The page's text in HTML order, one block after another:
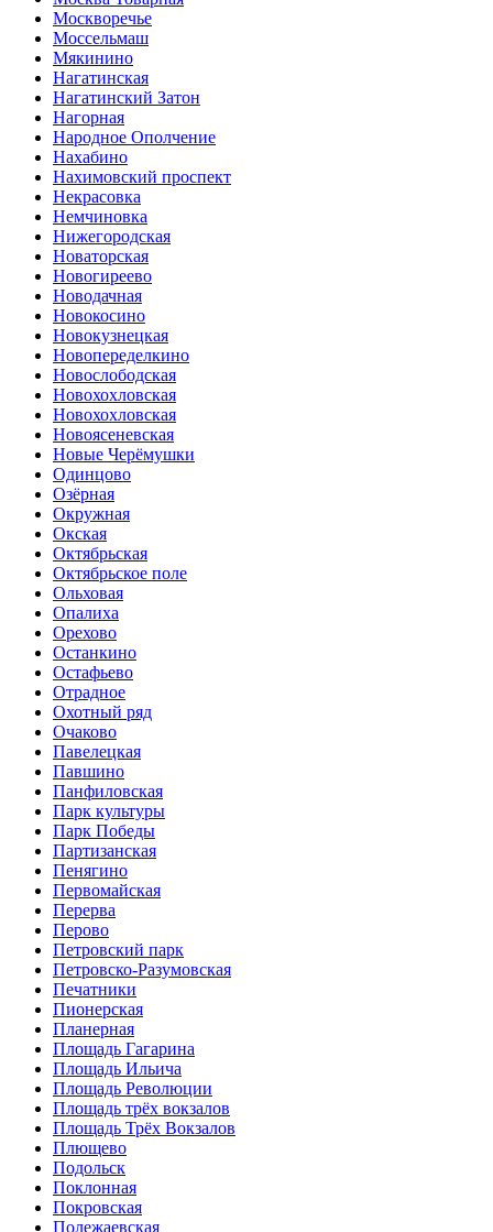
Москворечье
Моссельмаш
Мякинино
Нагатинская
Нагатинский Затон
Нагорная
Народное Ополчение
Нахабино
Нахимовский проспект
Некрасовка
Немчиновка
Нижегородская
Новаторская
Новогиреево
Новодачная
Новокосино
Новокузнецкая
Новопеределкино
Новослободская
Новохохловская
Новохохловская
Новоясеневская
Новые Черёмушки
Одинцово
Озёрная
Окружная
Окская
Октябрьская
Октябрьское поле
Ольховая
Опалиха
Орехово
Останкино
Остафьево
Отрадное
Охотный ряд
Очаково
Павелецкая
Павшино
Панфиловская
Парк культуры
Парк Победы
Партизанская
Пенягино
Первомайская
Перерва
Перово
Петровский парк
Петровско-Разумовская
Печатники
Пионерская
Планерная
Площадь Гагарина
Площадь Ильича
Площадь Революции
Площадь трёх вокзалов
Площадь Трёх Вокзалов
Плющево
Подольск
Поклонная
Покровская
Полежаевская